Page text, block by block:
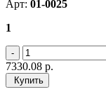
Арт: 01-0025
1
7330.08 р.
Купить